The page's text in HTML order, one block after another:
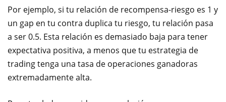
Por ejemplo, si tu relación de recompensa-riesgo es 1 y
un gap en tu contra duplica tu riesgo, tu relación pasa
a ser 0.5. Esta relación es demasiado baja para tener
expectativa positiva, a menos que tu estrategia de
trading tenga una tasa de operaciones ganadoras
extremadamente alta.